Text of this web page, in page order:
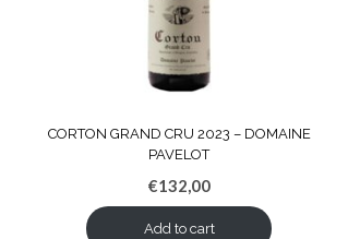
CORTON GRAND CRU 2023 – DOMAINE
PAVELOT
€132,00
Add to cart